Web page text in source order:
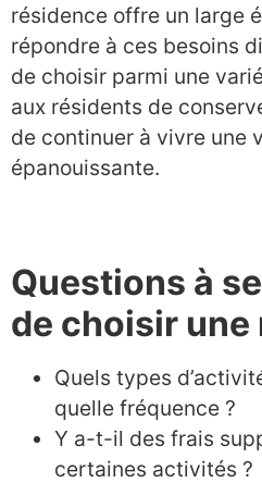
résidence offre un large
répondre à ces besoins
de choisir parmi une
aux résidents de
de continuer à vivre une
épanouissante.
Questions à
de choisir une
Quels types
quelle fréquence ?
Y a-t-il des frais
certaines activités ?